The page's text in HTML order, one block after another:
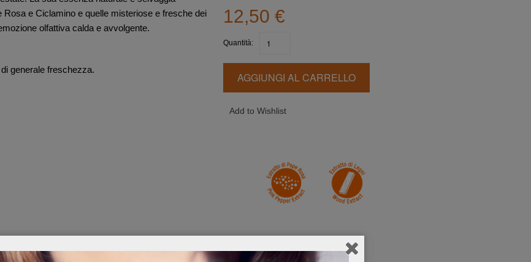
e Ciclamino e quelle misteriose e fresche dei
olfattiva calda e avvolgente.
generale freschezza.
12,50 €
Quantità:
AGGIUNGI AL CARRELLO
Add to Wishlist
TIPS